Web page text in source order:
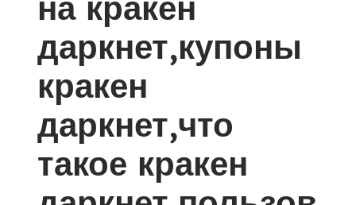
даркнет,купоны
кракен
даркнет,что
такое кракен